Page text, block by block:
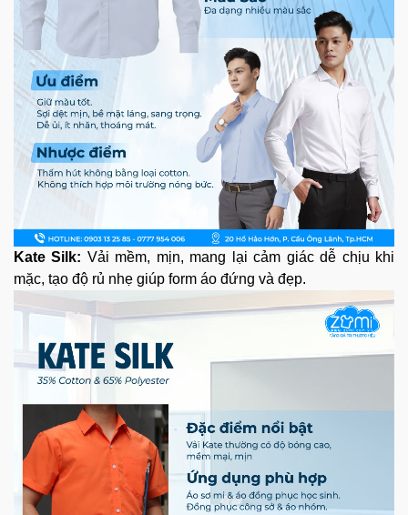
Kate Silk: Vải mềm, mịn, mang lại cảm giác dễ chịu khi
mặc, tạo độ rủ nhẹ giúp form áo đứng và đẹp.